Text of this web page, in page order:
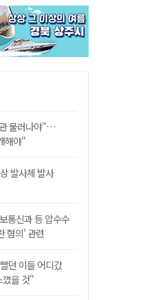
물러나야"…
해야"
발사체 발사
통신과 등 압수수
혐의' 관련
던 이들 어디갔
꼈을 것"